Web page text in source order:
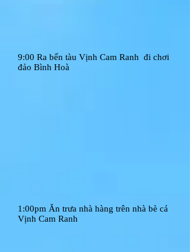
9:00 Ra bến tàu Vịnh Cam Ranh đi chơi
đảo Bình Hoà
1:00pm Ăn trưa nhà hàng trên nhà bè cá
Vịnh Cam Ranh